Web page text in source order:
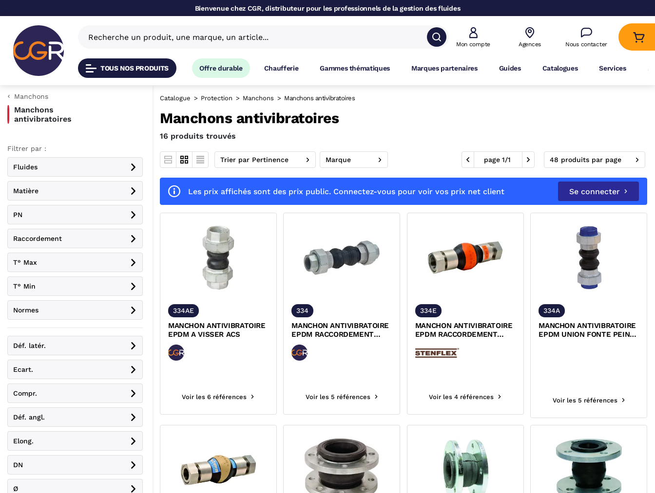
Bienvenue chez CGR, distributeur pour les professionnels de la gestion des fluides
Mon compte Agences Nous contacter
TOUS NOS PRODUITS Offre durable Chaufferie Gammes thématiques Marques partenaires Guides Catalogues Services
Catalogue Protection Manchons Manchons antivibratoires
Manchons antivibratoires
16 produits trouvés
Trier par Pertinence Marque page 1/1 48 produits par page
Manchons
Manchons
antivibratoires
Filtrer par :
Fluides
Matière
PN
Raccordement
T° Max
T° Min
Normes
Déf. latér.
Ecart.
Compr.
Déf. angl.
Elong.
DN
Ø
Les prix affichés sont des prix public. Connectez-vous pour voir vos prix net client Se connecter
334AE
MANCHON ANTIVIBRATOIRE
EPDM A VISSER ACS
Voir les 6 références
334
MANCHON ANTIVIBRATOIRE
EPDM RACCORDEMENT
UNION FONTE FEMELLE 334
CGR
Voir les 5 références
334E
MANCHON ANTIVIBRATOIRE
EPDM RACCORDEMENT
Voir les 4 références
334A
MANCHON ANTIVIBRATOIRE
EPDM UNION FONTE PEINT
Voir les 5 références